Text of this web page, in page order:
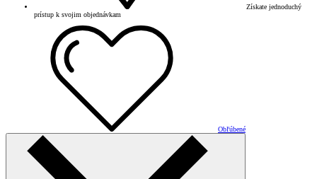
Získate jednoduchý
prístup k svojim objednávkam
Obľúbené